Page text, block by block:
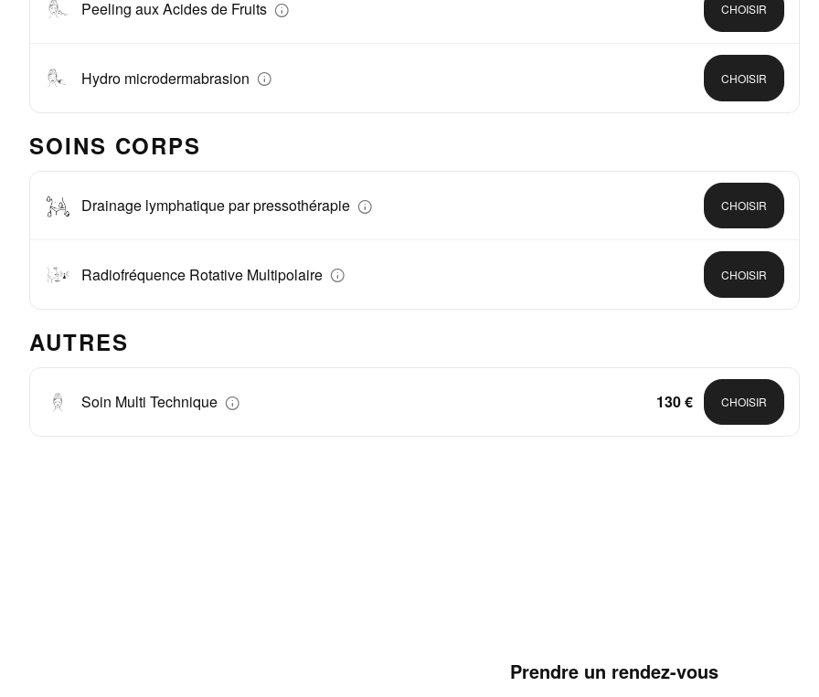
Peeling aux Acides de Fruits CHOISIR
Hydro microdermabrasion CHOISIR
SOINS CORPS
Drainage lymphatique par pressothérapie CHOISIR
Radiofréquence Rotative Multipolaire CHOISIR
AUTRES
Soin Multi Technique 130 € CHOISIR
Prendre un rendez-vous